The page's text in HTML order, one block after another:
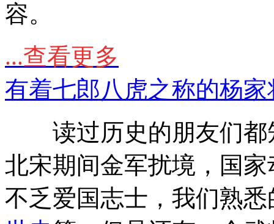
容。
...查看更多
有着七郎八虎之称的杨
读过历史的朋友们都
北宋期间金军扰境，国
不乏爱国志士，我们熟